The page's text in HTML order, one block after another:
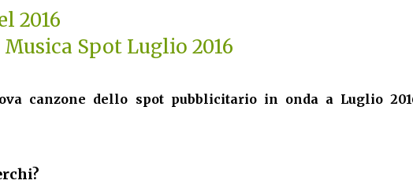
2016
Spot Luglio 2016
canzone dello spot pubblicitario in onda a Luglio